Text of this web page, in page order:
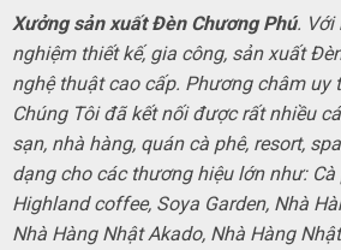
Xưởng sản xuất Đèn Chương Phú. Với
nghiệm thiết kế, gia công, sản xuất
nghệ thuật cao cấp. Phương châm uy
Chúng Tôi đã kết nối được rất nhiều
sạn, nhà hàng, quán cà phê, resort,
dạng cho các thương hiệu lớn như: Cà
Highland coffee, Soya Garden, Nhà
Nhà Hàng Nhật Akado, Nhà Hàng